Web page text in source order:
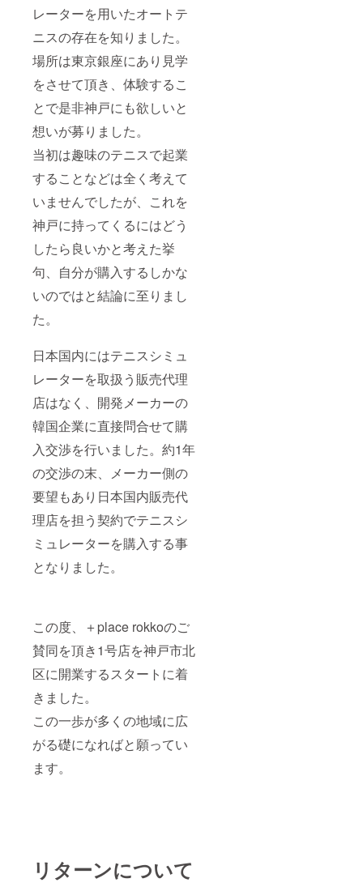
レーターを用いたオートテ
ニスの存在を知りました。
場所は東京銀座にあり見学
をさせて頂き、体験するこ
とで是非神戸にも欲しいと
想いが募りました。
当初は趣味のテニスで起業
することなどは全く考えて
いませんでしたが、これを
神戸に持ってくるにはどう
したら良いかと考えた挙
句、自分が購入するしかな
いのではと結論に至りまし
た。
日本国内にはテニスシミュ
レーターを取扱う販売代理
店はなく、開発メーカーの
韓国企業に直接問合せて購
入交渉を行いました。約1年
の交渉の末、メーカー側の
要望もあり日本国内販売代
理店を担う契約でテニスシ
ミュレーターを購入する事
となりました。
この度、＋place rokkoのご
賛同を頂き1号店を神戸市北
区に開業するスタートに着
きました。
この一歩が多くの地域に広
がる礎になればと願ってい
ます。
リターンについて